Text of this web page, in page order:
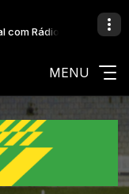
Fé e Luz
MENU